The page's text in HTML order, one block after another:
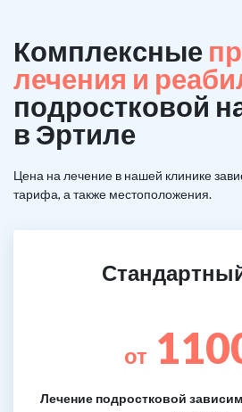
Комплексные
лечения и
подростковой
в Эртиле
Цена на лечение в нашей клинике
тарифа, а также местоположения.
от
Лечение подростковой